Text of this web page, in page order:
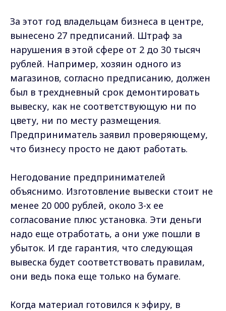
За этот год владельцам бизнеса в центре,
вынесено 27 предписаний. Штраф за
нарушения в этой сфере от 2 до 30 тысяч
рублей. Например, хозяин одного из
магазинов, согласно предписанию, должен
был в трехдневный срок демонтировать
вывеску, как не соответствующую ни по
цвету, ни по месту размещения.
Предприниматель заявил проверяющему,
что бизнесу просто не дают работать.
Негодование предпринимателей
объяснимо. Изготовление вывески стоит не
менее 20 000 рублей, около 3-х ее
согласование плюс установка. Эти деньги
надо еще отработать, а они уже пошли в
убыток. И где гарантия, что следующая
вывеска будет соответствовать правилам,
они ведь пока еще только на бумаге.
Когда материал готовился к эфиру, в